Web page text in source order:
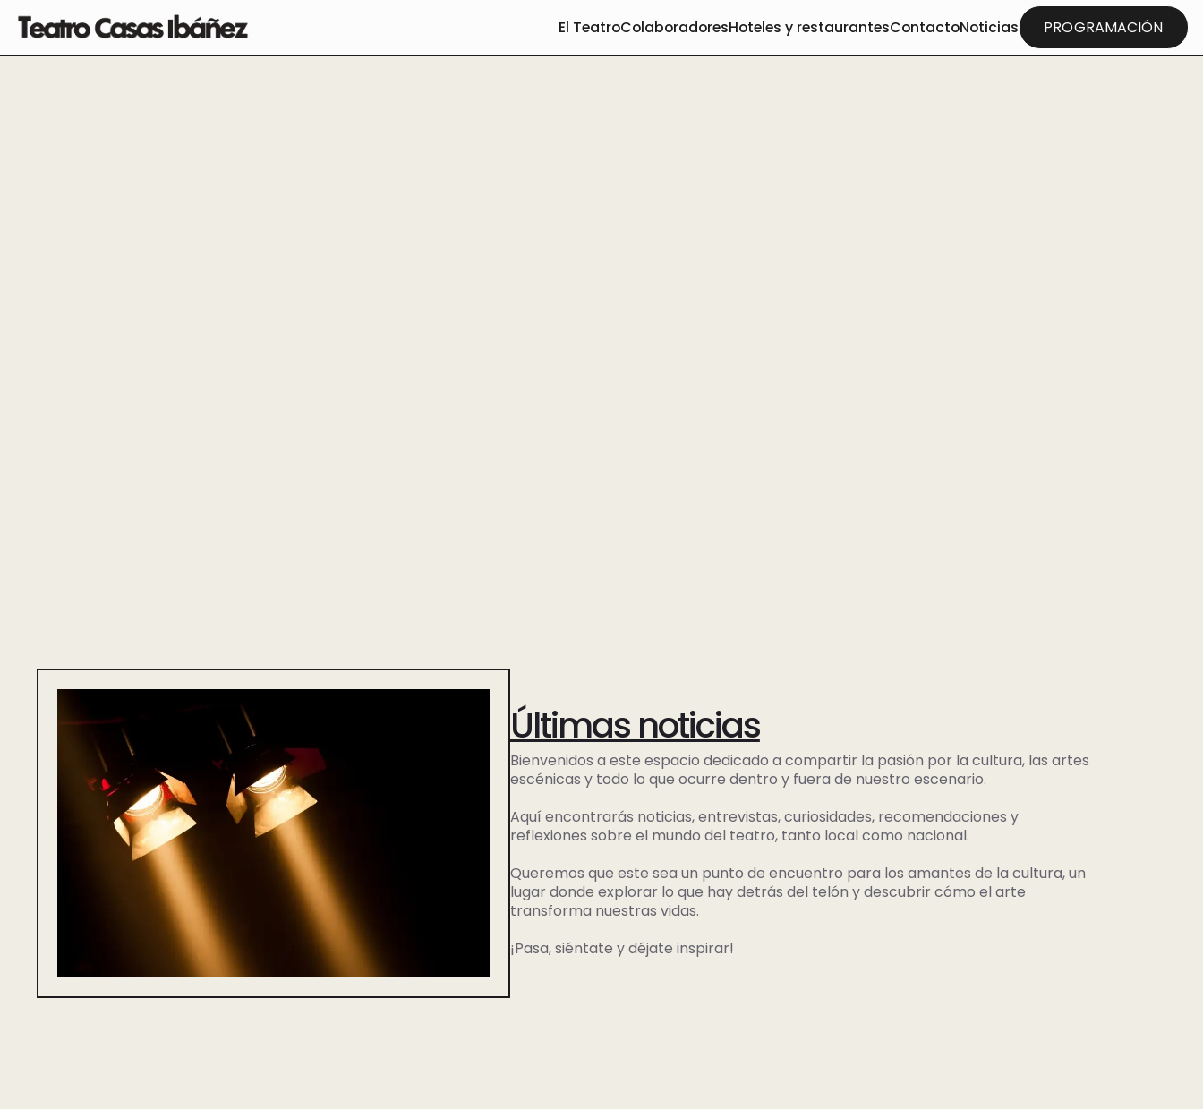
El TeatroColaboradoresHoteles y restaurantesContactoNoticias PROGRAMACIÓN
Últimas noticias
Bienvenidos a este espacio dedicado a compartir la pasión por la cultura, las artes
escénicas y todo lo que ocurre dentro y fuera de nuestro escenario.
Aquí encontrarás noticias, entrevistas, curiosidades, recomendaciones y
reflexiones sobre el mundo del teatro, tanto local como nacional.
Queremos que este sea un punto de encuentro para los amantes de la cultura, un
lugar donde explorar lo que hay detrás del telón y descubrir cómo el arte
transforma nuestras vidas.
¡Pasa, siéntate y déjate inspirar!